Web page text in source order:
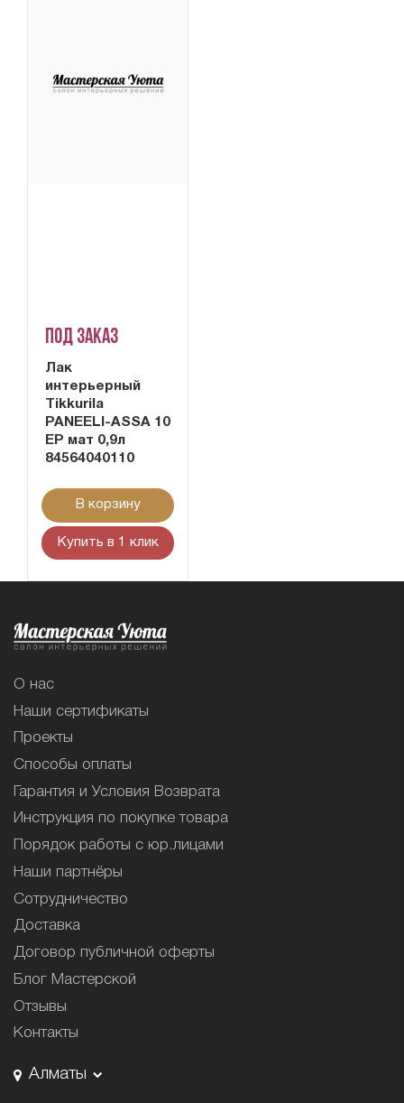
Под заказ
Лак
интерьерный
Tikkurila
PANEELI-ASSA 10
EP мат 0,9л
84564040110
В корзину
Купить в 1 клик
О нас
Наши сертификаты
Проекты
Способы оплаты
Гарантия и Условия Возврата
Инструкция по покупке товара
Порядок работы с юр.лицами
Наши партнёры
Сотрудничество
Доставка
Договор публичной оферты
Блог Мастерской
Отзывы
Контакты
Алматы